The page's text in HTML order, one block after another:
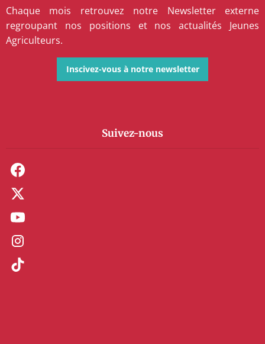
Chaque mois retrouvez notre Newsletter externe
regroupant nos positions et nos actualités Jeunes
Agriculteurs.
Inscivez-vous à notre newsletter
Suivez-nous